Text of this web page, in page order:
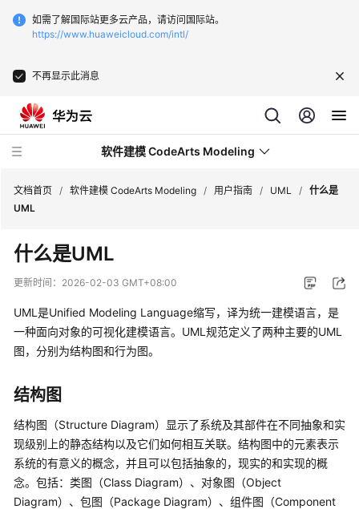
如需了解国际站更多云产品，请访问国际站。
https://www.huaweicloud.com/intl/
不再显示此消息
软件建模 CodeArts Modeling
品
介
快
速
门
用
户
指
南
文档首页 / 软件建模 CodeArts Modeling / 用户指南 / UML / 什么是
UML
什么是UML
更新时间： 2026-02-03 GMT+08:00
UML是Unified Modeling Language缩写，译为统一建模语言，是
一种面向对象的可视化建模语言。UML规范定义了两种主要的UML
图，分别为结构图和行为图。
结构图
结构图（Structure Diagram）显示了系统及其部件在不同抽象和实
现级别上的静态结构以及它们如何相互关联。结构图中的元素表示
系统的有意义的概念，并且可以包括抽象的，现实的和实现的概
念。包括：类图（Class Diagram）、对象图（Object
Diagram）、包图（Package Diagram）、组件图（Component